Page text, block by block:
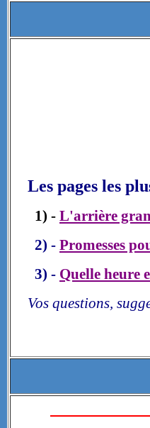
Les pages les
1) - L'arrière
2) - Promesses
3) - Quelle heure
Vos questions,